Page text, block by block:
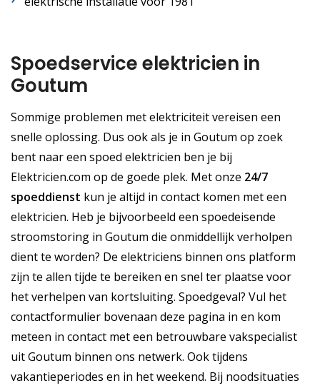
Spoedservice elektricien in
Goutum
Sommige problemen met elektriciteit vereisen een
snelle oplossing. Dus ook als je in Goutum op zoek
bent naar een spoed elektricien ben je bij
Elektricien.com op de goede plek. Met onze 24/7
spoeddienst kun je altijd in contact komen met een
elektricien. Heb je bijvoorbeeld een spoedeisende
stroomstoring in Goutum die onmiddellijk verholpen
dient te worden? De elektriciens binnen ons platform
zijn te allen tijde te bereiken en snel ter plaatse voor
het verhelpen van kortsluiting. Spoedgeval? Vul het
contactformulier bovenaan deze pagina in en kom
meteen in contact met een betrouwbare vakspecialist
uit Goutum binnen ons netwerk. Ook tijdens
vakantieperiodes en in het weekend. Bij noodsituaties